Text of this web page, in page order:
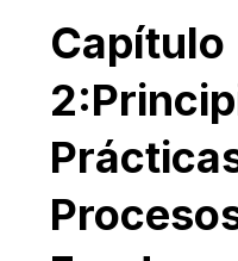
Capítulo